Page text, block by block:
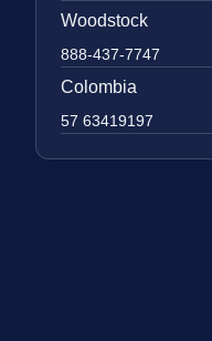
Woodstock
888-437-7747
Colombia
57 63419197